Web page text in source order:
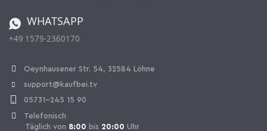
Vertrag widerrufen
WHATSAPP
+49 1579-2360170
Oeynhausener Str. 54, 32584 Löhne
support@kaufbei.tv
05731-245 15 90
Telefonisch
Täglich von 8:00 bis 20:00 Uhr